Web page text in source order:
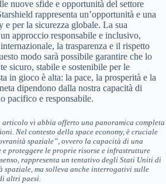
nuove sfide e opportunità del settore
rappresenta un’opportunità e una
e per la sicurezza globale. La sua
approccio responsabile e inclusivo,
la trasparenza e il rispetto
modo sarà possibile garantire che lo
sicuro, stabile e sostenibile per le
in gioco è alta: la pace, la prosperità e la
dipendono dalla nostra capacità di
pacifico e responsabile.
articolo vi abbia offerto una panoramica completa
Nel contesto della space economy, è cruciale
spaziale”, ovvero la capacità di una
e proteggere le proprie risorse e infrastrutture
rappresenta un tentativo degli Stati Uniti di
ma solleva anche interrogativi sulle
altri paesi.